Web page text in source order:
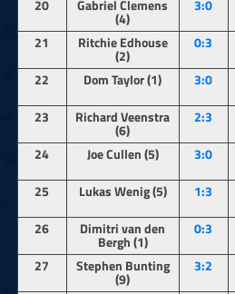
20
Gabriel Clemens
(4)
3:0
21
Ritchie Edhouse
(2)
0:3
22
Dom Taylor (1) 3:0
23
Richard Veenstra
(6)
2:3
24
Joe Cullen (5) 3:0
25
Lukas Wenig (5) 1:3
26
Dimitri van den
Bergh (1)
0:3
27
Stephen Bunting
(9)
3:2